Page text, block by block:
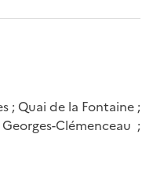
; Quai de la Fontaine ;
Clémenceau ;